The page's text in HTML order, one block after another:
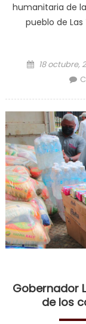
humanitaria de
pueblo de
Posted on
18 octubre,
Gobernador
de los